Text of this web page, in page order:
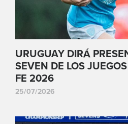
URUGUAY DIRÁ
SEVEN DE LOS
FE 2026
25/07/2026